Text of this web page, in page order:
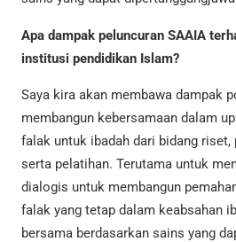
Apa dampak peluncuran SAAIA
institusi pendidikan Islam?
Saya kira akan membawa dampak
membangun kebersamaan dalam
falak untuk ibadah dari bidang riset,
serta pelatihan. Terutama untuk
dialogis untuk membangun
falak yang tetap dalam keabsahan
bersama berdasarkan sains yang